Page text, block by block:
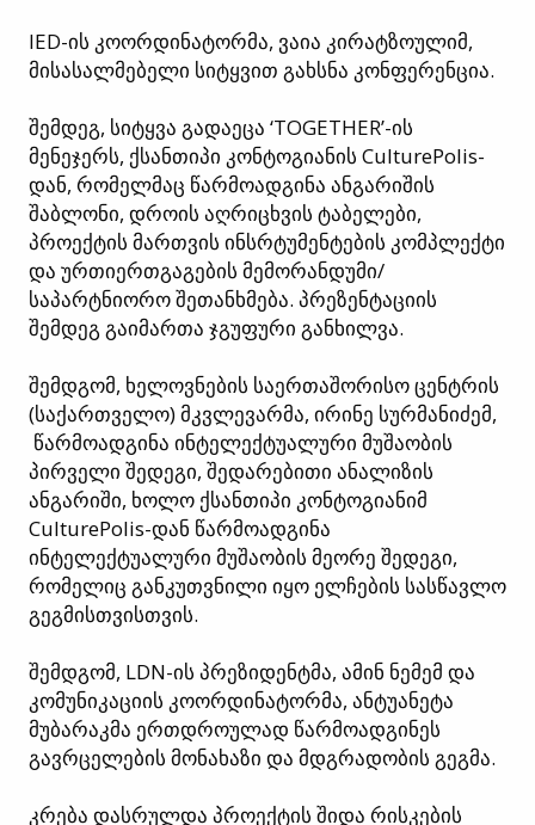
IED-ის კოორდინატორმა, ვაია კირატზოულიმ,
მისასალმებელი სიტყვით გახსნა კონფერენცია.
შემდეგ, სიტყვა გადაეცა ‘TOGETHER’-ის
მენეჯერს, ქსანთიპი კონტოგიანის CulturePolis-
დან, რომელმაც წარმოადგინა ანგარიშის
შაბლონი, დროის აღრიცხვის ტაბელები,
პროექტის მართვის ინსრტუმენტების კომპლექტი
და ურთიერთგაგების მემორანდუმი/
საპარტნიორო შეთანხმება. პრეზენტაციის
შემდეგ გაიმართა ჯგუფური განხილვა.
შემდგომ, ხელოვნების საერთაშორისო ცენტრის
(საქართველო) მკვლევარმა, ირინე სურმანიძემ,
წარმოადგინა ინტელექტუალური მუშაობის
პირველი შედეგი, შედარებითი ანალიზის
ანგარიში, ხოლო ქსანთიპი კონტოგიანიმ
CulturePolis-დან წარმოადგინა
ინტელექტუალური მუშაობის მეორე შედეგი,
რომელიც განკუთვნილი იყო ელჩების სასწავლო
გეგმისთვისთვის.
შემდგომ, LDN-ის პრეზიდენტმა, ამინ ნემემ და
კომუნიკაციის კოორდინატორმა, ანტუანეტა
მუბარაკმა ერთდროულად წარმოადგინეს
გავრცელების მონახაზი და მდგრადობის გეგმა.
კრება დასრულდა პროექტის შიდა რისკების